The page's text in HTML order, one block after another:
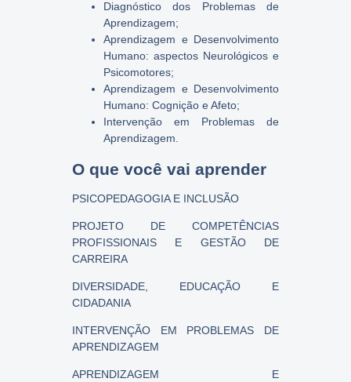
Diagnóstico dos Problemas de
Aprendizagem;
Aprendizagem e Desenvolvimento
Humano: aspectos Neurológicos e
Psicomotores;
Aprendizagem e Desenvolvimento
Humano: Cognição e Afeto;
Intervenção em Problemas de
Aprendizagem.
O que você vai aprender
PSICOPEDAGOGIA E INCLUSÃO
PROJETO DE COMPETÊNCIAS
PROFISSIONAIS E GESTÃO DE
CARREIRA
DIVERSIDADE, EDUCAÇÃO E
CIDADANIA
INTERVENÇÃO EM PROBLEMAS DE
APRENDIZAGEM
APRENDIZAGEM E